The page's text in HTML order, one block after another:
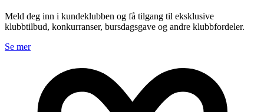
Meld deg inn i kundeklubben og få tilgang til eksklusive
klubbtilbud, konkurranser, bursdagsgave og andre klubbfordeler.
Se mer